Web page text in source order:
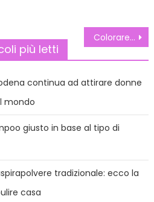
Colorare pasta di zucchero
più letti
continua ad attirare donne
mondo
giusto in base al tipo di
tradizionale: ecco la
casa